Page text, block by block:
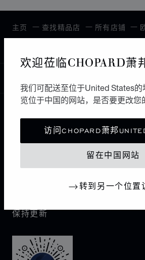
欢迎莅临CHOPARD萧
我们可配送至位于United States的
览位于中国的网站，是否要更改您
访问CHOPARD萧邦
留在中国网站
转到另一个位置
主页 查找精品店 所有店铺
本地化（更改国家/地区）
更改国家/地区
保持更新